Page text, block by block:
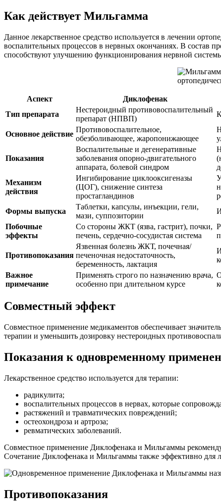
Как действует Мильгамма
Данное лекарственное средство используется в лечении
воспалительных процессов в нервных окончаниях. В состав
способствуют улучшению функционирования нервной
Аспект Диклофенак
Тип препарата
Нестероидный противовоспалительный
препарат (НПВП)
Основное действие
Противовоспалительное,
обезболивающее, жаропонижающее
Показания
Воспалительные и дегенеративные
заболевания опорно-двигательного
аппарата, болевой синдром
Механизм
действия
Ингибирование циклооксигеназы
(ЦОГ), снижение синтеза
простагландинов
Формы выпуска
Таблетки, капсулы, инъекции, гели,
мази, суппозитории
Побочные
эффекты
Со стороны ЖКТ (язва, гастрит), почки,
печень, сердечно-сосудистая система
Противопоказания
Язвенная болезнь ЖКТ, почечная/
печеночная недостаточность,
беременность, лактация
Важное
примечание
Применять строго по назначению врача,
особенно при длительном курсе
Совместный эффект
Совместное применение медикаментов обеспечивает
терапии и уменьшить дозировку нестероидных
Показания к одновременному
Лекарственное средство используется для терапии:
радикулита;
воспалительных процессов в нервах, которые
растяжений и травматических повреждений;
остеохондроза и артроза;
ревматических заболеваний.
Совместное применение Диклофенака и Мильгаммы
Сочетание Диклофенака и Мильгаммы также эффективно для
Противопоказания